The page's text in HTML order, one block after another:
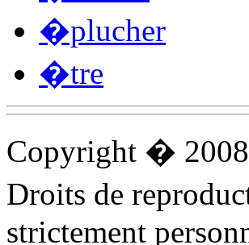
�plucher
�tre
Copyright �
Droits de
strictement